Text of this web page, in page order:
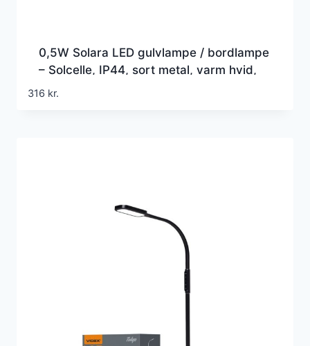
0,5W Solara LED gulvlampe / bordlampe
– Solcelle, IP44, sort metal, varm hvid,
genopladelig, udendørs
316 kr.